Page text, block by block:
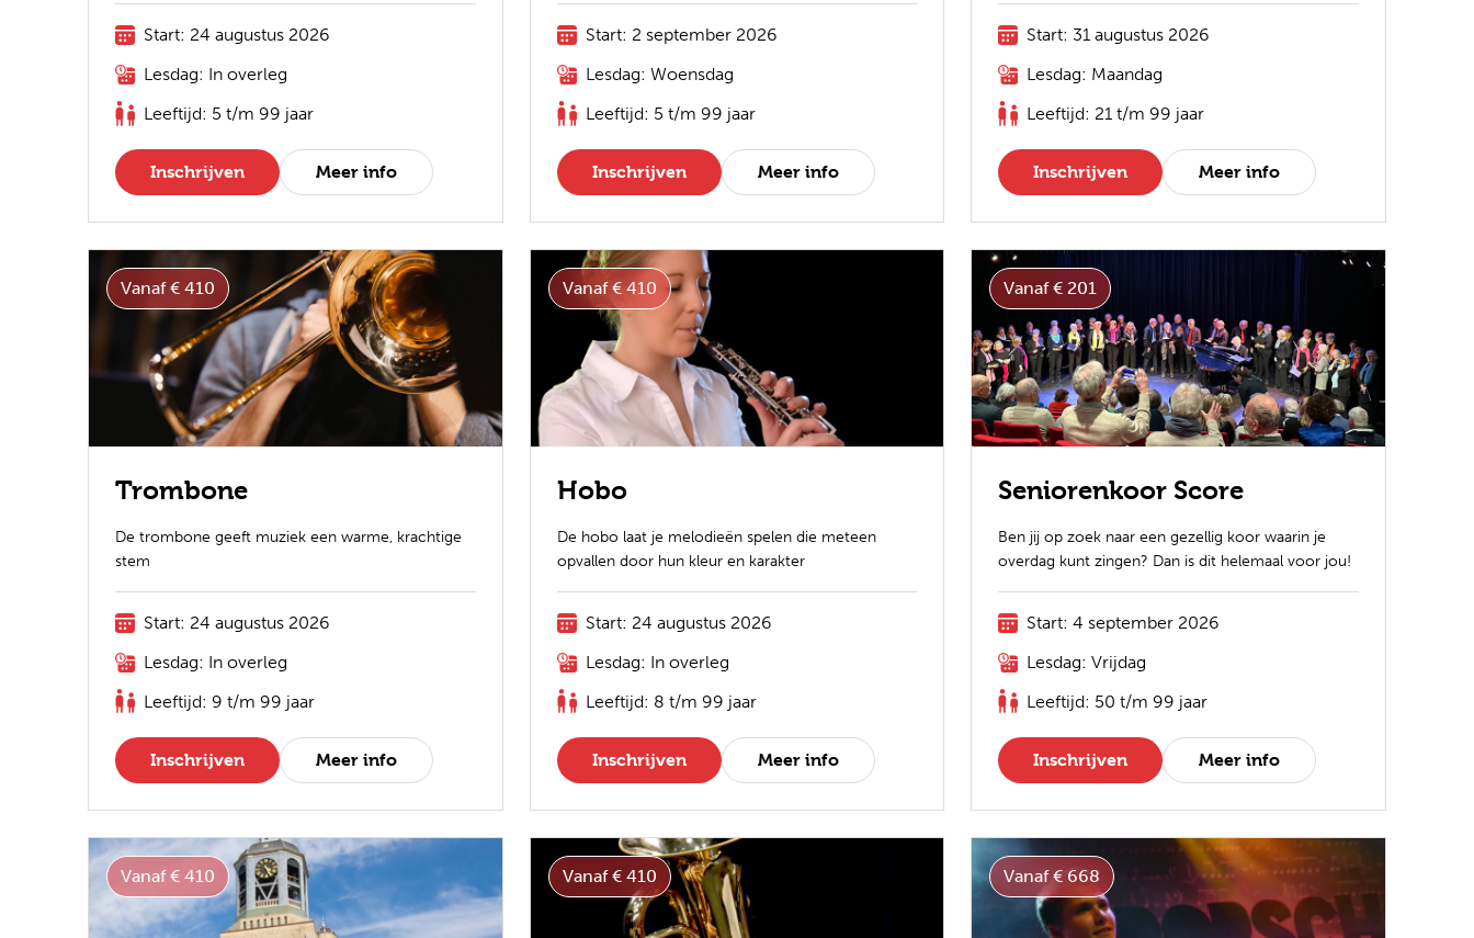
Start: 24 augustus 2026
Lesdag: In overleg
Leeftijd: 5 t/m 99 jaar
Inschrijven Meer info
Start: 2 september 2026
Lesdag: Woensdag
Leeftijd: 5 t/m 99 jaar
Inschrijven Meer info
Start: 31 augustus 2026
Lesdag: Maandag
Leeftijd: 21 t/m 99 jaar
Inschrijven Meer info
Vanaf € 410
Trombone
De trombone geeft muziek een warme, krachtige
stem
Start: 24 augustus 2026
Lesdag: In overleg
Leeftijd: 9 t/m 99 jaar
Inschrijven Meer info
Vanaf € 410
Hobo
De hobo laat je melodieën spelen die meteen
opvallen door hun kleur en karakter
Start: 24 augustus 2026
Lesdag: In overleg
Leeftijd: 8 t/m 99 jaar
Inschrijven Meer info
Vanaf € 201
Seniorenkoor Score
Ben jij op zoek naar een gezellig koor waarin je
overdag kunt zingen? Dan is dit helemaal voor jou!
Start: 4 september 2026
Lesdag: Vrijdag
Leeftijd: 50 t/m 99 jaar
Inschrijven Meer info
Vanaf € 410 Vanaf € 410 Vanaf € 668